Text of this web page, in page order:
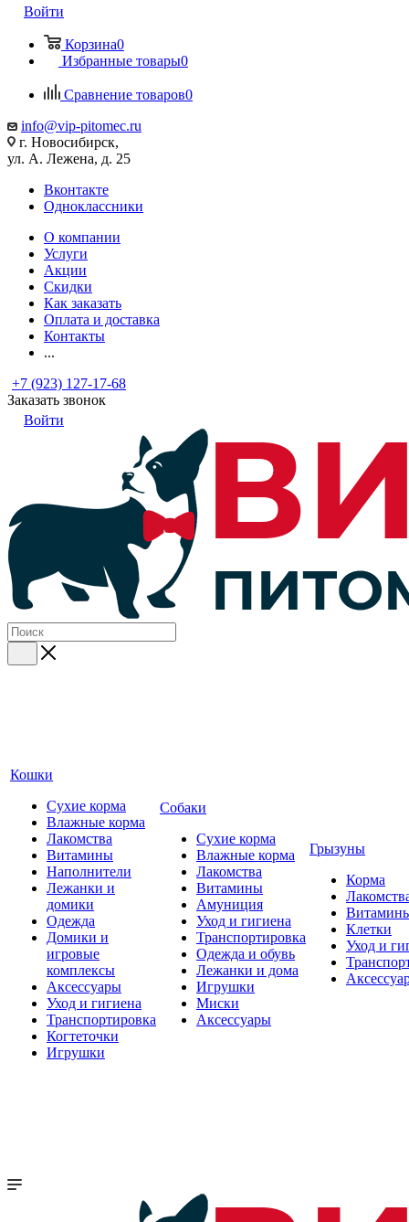
Войти
Корзина0
Избранные товары0
Сравнение товаров0
info@vip-pitomec.ru
г. Новосибирск,
ул. А. Лежена, д. 25
Вконтакте
Одноклассники
О компании
Услуги
Акции
Скидки
Как заказать
Оплата и доставка
Контакты
...
+7 (923) 127-17-68
Заказать звонок
Войти
Кошки
Сухие корма
Влажные корма
Лакомства
Витамины
Наполнители
Лежанки и
домики
Одежда
Домики и
игровые
комплексы
Аксессуары
Уход и гигиена
Транспортировка
Когтеточки
Игрушки
Собаки
Сухие корма
Влажные корма
Лакомства
Витамины
Амуниция
Уход и гигиена
Транспортировка
Одежда и обувь
Лежанки и дома
Игрушки
Миски
Аксессуары
Грызуны
Корма
Клетки
Уход и